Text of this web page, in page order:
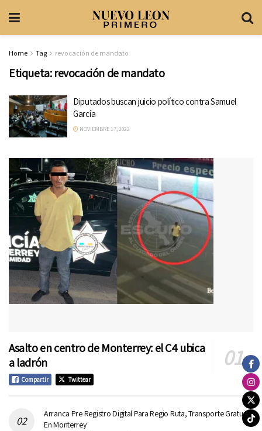
Home Tag revocación de mandato
Etiqueta:revocación de mandato
Diputados buscan juicio político contra Samuel
García
NOVIEMBRE 17, 2022
Asalto en centro de Monterrey: el C4 ubica
a ladrón
Compartir Twittear
Arranca Pre Registro Digital Para Regio Ruta, Transporte Gratuito
En Monterrey